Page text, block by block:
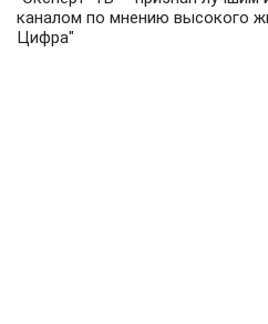
каналом по мнению высокого
Цифра"